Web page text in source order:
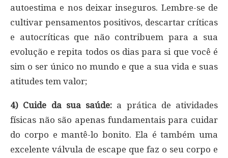
autoestima e nos deixar inseguros. Lembre-se de
cultivar pensamentos positivos, descartar críticas
e autocríticas que não contribuem para a sua
evolução e repita todos os dias para si que você é
sim o ser único no mundo e que a sua vida e suas
atitudes tem valor;
4) Cuide da sua saúde: a prática de atividades
físicas não são apenas fundamentais para cuidar
do corpo e mantê-lo bonito. Ela é também uma
excelente válvula de escape que faz o seu corpo e